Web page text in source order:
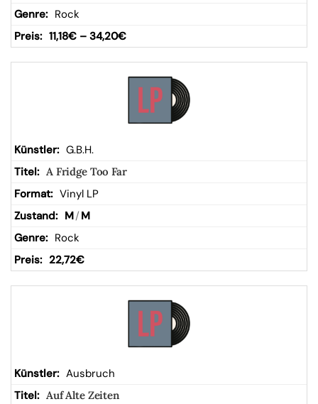
Rock
11,18€ – 34,20€
G.B.H.
A Fridge Too Far
Vinyl LP
M/ M
Rock
22,72€
Ausbruch
Auf Alte Zeiten